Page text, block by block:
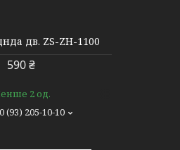
дв. ZS-ZH-1100
590 ₴
2 од.
(93) 205-10-10